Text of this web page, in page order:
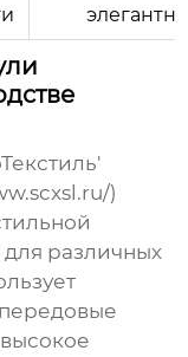
)
различных